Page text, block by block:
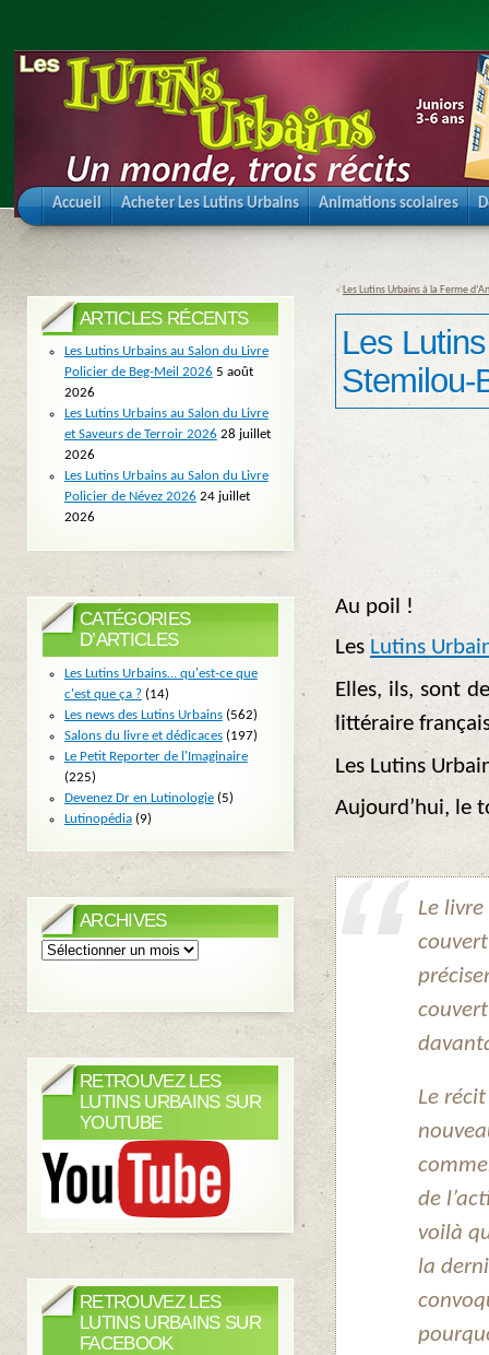
Accueil Acheter Les Lutins Urbains Animations scolaires
« Les Lutins Urbains à la Ferme
Les
Stemilou-
Au poil !
Les Lutins
Elles, ils, sont
littéraire
Les Lutins
Aujourd’hui, le
Le
Le
de
voilà
la
ARTICLES RÉCENTS
Les Lutins Urbains au Salon du Livre
Policier de Beg-Meil 2026 5 août
2026
Les Lutins Urbains au Salon du Livre
et Saveurs de Terroir 2026 28 juillet
2026
Les Lutins Urbains au Salon du Livre
Policier de Névez 2026 24 juillet
2026
CATÉGORIES
D’ARTICLES
Les Lutins Urbains… qu'est-ce que
c'est que ça ?(14)
Les news des Lutins Urbains(562)
Salons du livre et dédicaces(197)
Le Petit Reporter de l'Imaginaire
(225)
Devenez Dr en Lutinologie(5)
Lutinopédia(9)
ARCHIVES
Archives
RETROUVEZ LES
LUTINS URBAINS SUR
YOUTUBE
RETROUVEZ LES
LUTINS URBAINS SUR
FACEBOOK